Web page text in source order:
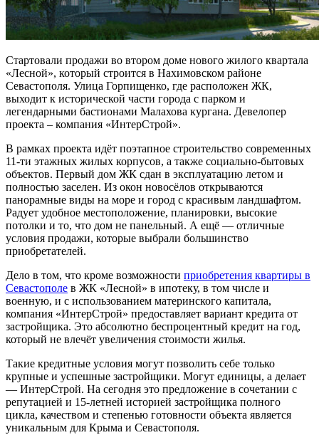
Стартовали продажи во втором доме нового жилого квартала
«Лесной», который строится в Нахимовском районе
Севастополя. Улица Горпищенко, где расположен ЖК,
выходит к исторической части города с парком и
легендарными бастионами Малахова кургана. Девелопер
проекта – компания «ИнтерСтрой».
В рамках проекта идёт поэтапное строительство современных
11-ти этажных жилых корпусов, а также социально-бытовых
объектов. Первый дом ЖК сдан в эксплуатацию летом и
полностью заселен. Из окон новосёлов открываются
панорамные виды на море и город с красивым ландшафтом.
Радует удобное местоположение, планировки, высокие
потолки и то, что дом не панельный. А ещё — отличные
условия продажи, которые выбрали большинство
приобретателей.
Дело в том, что кроме возможности приобретения квартиры в
Севастополе в ЖК «Лесной» в ипотеку, в том числе и
военную, и с использованием материнского капитала,
компания «ИнтерСтрой» предоставляет вариант кредита от
застройщика. Это абсолютно беспроцентный кредит на год,
который не влечёт увеличения стоимости жилья.
Такие кредитные условия могут позволить себе только
крупные и успешные застройщики. Могут единицы, а делает
— ИнтерСтрой. На сегодня это предложение в сочетании с
репутацией и 15-летней историей застройщика полного
цикла, качеством и степенью готовности объекта является
уникальным для Крыма и Севастополя.